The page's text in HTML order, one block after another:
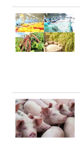
vụ
(-)
Sách